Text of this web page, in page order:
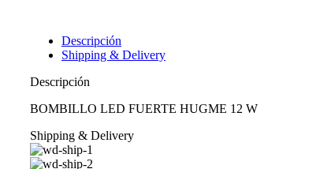
Descripción
Shipping & Delivery
Descripción
BOMBILLO LED FUERTE HUGME 12 W
Shipping & Delivery